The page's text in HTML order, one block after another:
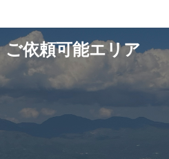
ご依頼可能エリア